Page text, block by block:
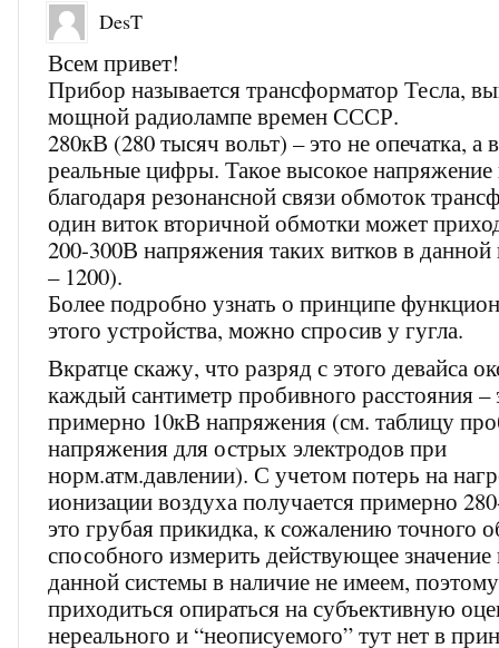
DesT
Всем привет!
Прибор называется трансформатор Тесла,
мощной радиолампе времен СССР.
280кВ (280 тысяч вольт) – это не опечатка, а
реальные цифры. Такое высокое напряжение
благодаря резонансной связи обмоток
один виток вторичной обмотки может
200-300В напряжения таких витков в
– 1200).
Более подробно узнать о принципе
этого устройства, можно спросив у гугла.
Вкратце скажу, что разряд с этого девайса
каждый сантиметр пробивного расстояния –
примерно 10кВ напряжения (см. таблицу
напряжения для острых электродов при
норм.атм.давлении). С учетом потерь на
ионизации воздуха получается примерно
это грубая прикидка, к сожалению точного
способного измерить действующее
данной системы в наличие не имеем, поэтому
приходиться опираться на субъективную
нереального и “неописуемого” тут нет в